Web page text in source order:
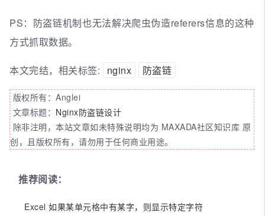
PS：防盗链机制也无法解决爬虫伪造referers信息的这种
方式抓取数据。
本文完结，相关标签: nginx 防盗链
版权所有：Anglei
文章标题： Nginx防盗链设计
除非注明，本站文章如未特殊说明均为 MAXADA社区知识库 原
创，且版权所有，请勿用于任何商业用途。
推荐阅读：
Excel 如果某单元格中有某字，则显示特定字符